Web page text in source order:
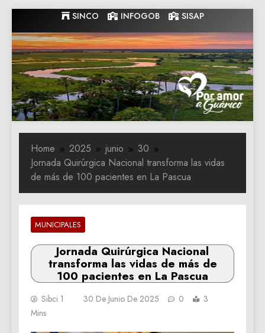
to
content
SINCO INFOGOB SISAP
Gobernacion
de Guarico
Gobernacion de Guarico
Home 2025 junio
30
Jornada Quirúrgica Nacional transforma las vidas
de más de 100 pacientes en La Pascua
MUNICIPALES
Jornada Quirúrgica Nacional
transforma las vidas de más de
100 pacientes en La Pascua
Sibci 1 30 De Junio De 2025 0
3
Mins